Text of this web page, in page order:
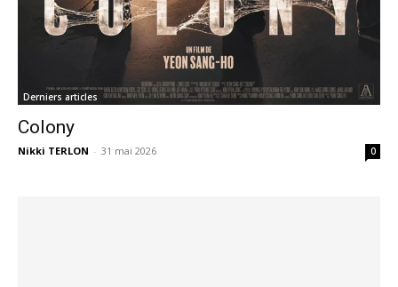
Derniers articles
Colony
Nikki TERLON - 31 mai 2026 0